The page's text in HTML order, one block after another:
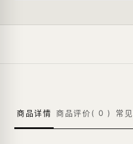
商品详情 商品评价( 0 ) 常